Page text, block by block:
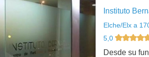
Instituto
Elche/Elx a
5,0
Desde su